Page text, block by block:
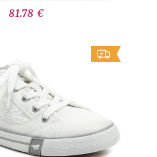
81.78 €